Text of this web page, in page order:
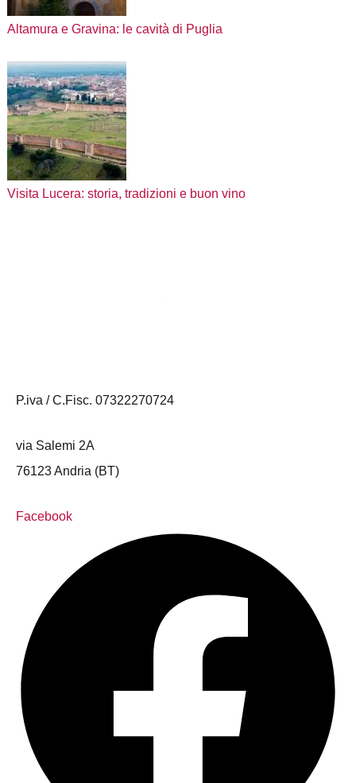
Altamura e Gravina: le cavità di Puglia
Visita Lucera: storia, tradizioni e buon vino
P.iva / C.Fisc. 07322270724
via Salemi 2A
76123 Andria (BT)
Facebook